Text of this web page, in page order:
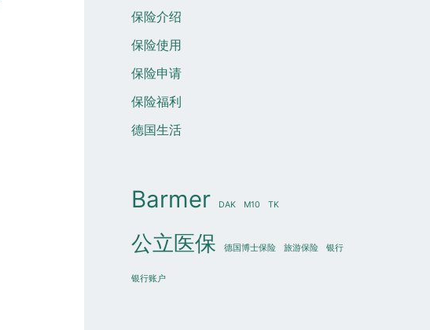
保险介绍
保险使用
保险申请
保险福利
德国生活
Barmer DAK M10 TK
公立医保 德国博士保险 旅游保险 银行
银行账户